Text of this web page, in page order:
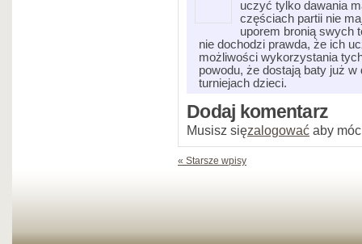
uczyć tylko dawania
częściach partii nie
uporem bronią swych
nie dochodzi prawda, że ich
możliwości wykorzystania
powodu, że dostają baty już w
turniejach dzieci.
Dodaj komentarz
Musisz sięzalogować aby
« Starsze wpisy